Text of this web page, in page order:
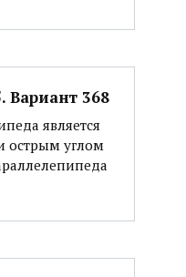
Вариант 368
является
острым углом